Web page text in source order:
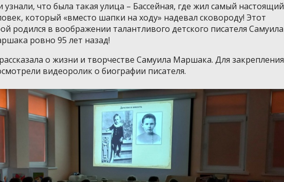
что была такая улица – Бассейная, где жил самый настоящий
который «вместо шапки на ходу» надевал сковороду! Этот
родился в воображении талантливого детского писателя Самуила
ровно 95 лет назад!
о жизни и творчестве Самуила Маршака. Для закрепления
видеоролик о биографии писателя.